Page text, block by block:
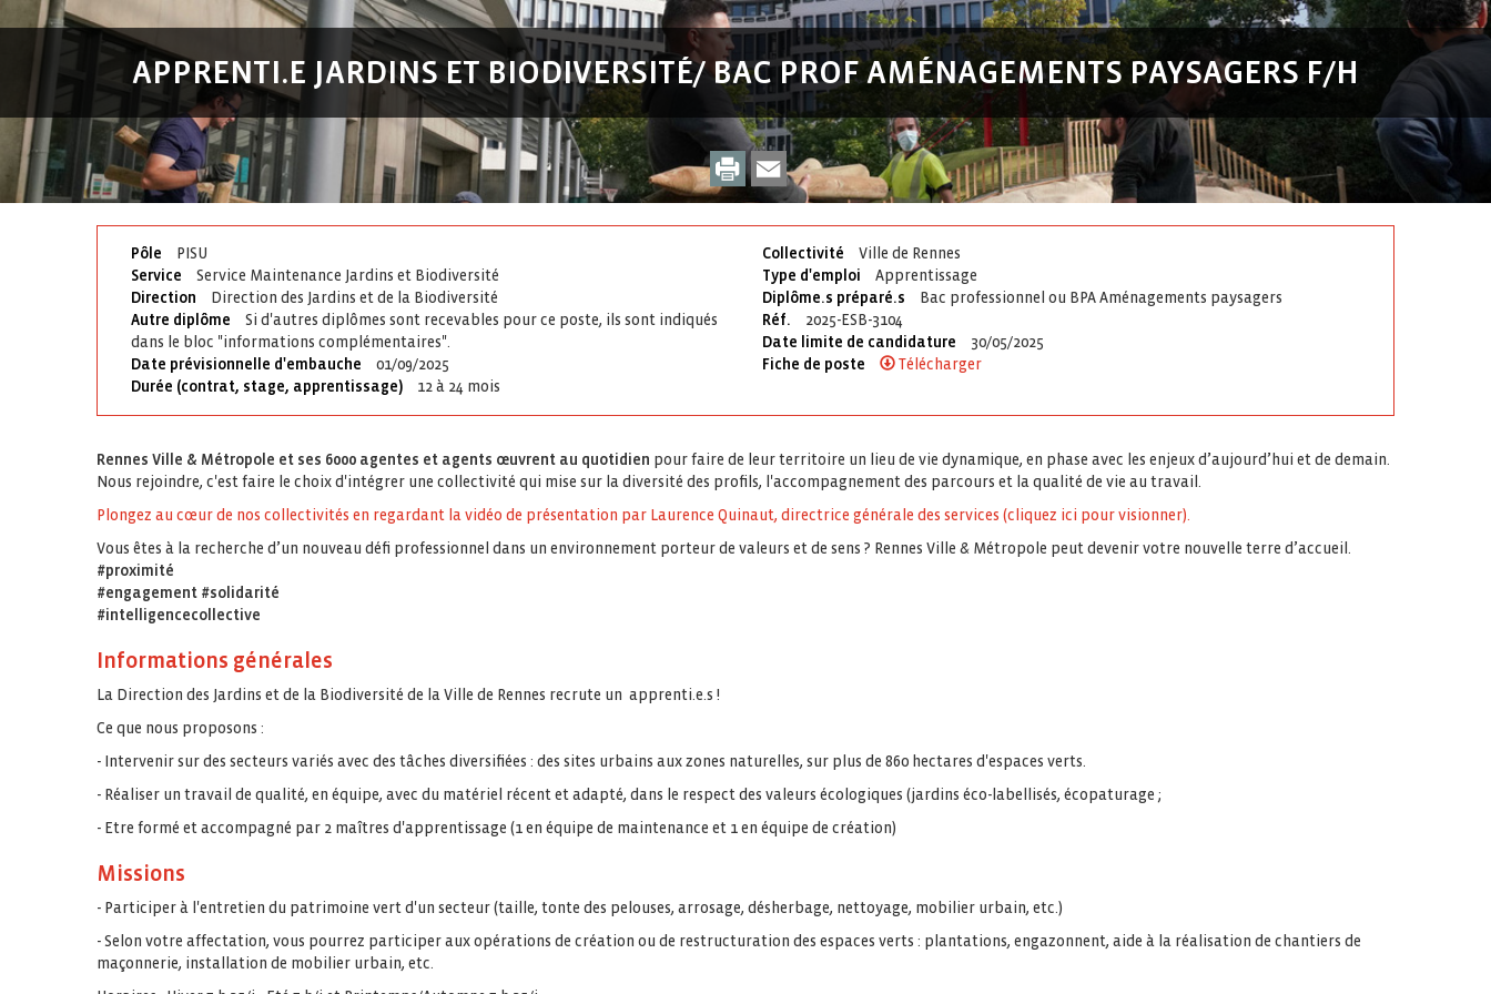
APPRENTI.E JARDINS ET BIODIVERSITÉ/ BAC PROF AMÉNAGEMENTS PAYSAGERS F/H
Pôle PISU Collectivité
Ville de Rennes
Service
Service Maintenance Jardins et Biodiversité Type d'emploi
Apprentissage
Direction
Direction des Jardins et de la Biodiversité Diplôme.s préparé.s
Bac professionnel ou BPA Aménagements paysagers
Autre diplôme
Si d'autres diplômes sont recevables pour ce poste, ils sont indiqués
dans le bloc "informations complémentaires".
Réf.
2025-ESB-3104
Date limite de candidature
30/05/2025
Date prévisionnelle d'embauche
01/09/2025 Fiche de poste
Télécharger
Durée (contrat, stage, apprentissage)
12 à 24 mois
Rennes Ville & Métropole et ses 6000 agentes et agents œuvrent au quotidien pour faire de leur territoire un lieu de vie dynamique, en phase avec les enjeux d’aujourd’hui et de demain.
Nous rejoindre, c'est faire le choix d'intégrer une collectivité qui mise sur la diversité des profils, l'accompagnement des parcours et la qualité de vie au travail.
Plongez au cœur de nos collectivités en regardant la vidéo de présentation par Laurence Quinaut, directrice générale des services (cliquez ici pour visionner).
Vous êtes à la recherche d’un nouveau défi professionnel dans un environnement porteur de valeurs et de sens ? Rennes Ville & Métropole peut devenir votre nouvelle terre d’accueil.
#proximité
#engagement #solidarité
#intelligencecollective
Informations générales
La Direction des Jardins et de la Biodiversité de la Ville de Rennes recrute un apprenti.e.s !
Ce que nous proposons :
- Intervenir sur des secteurs variés avec des tâches diversifiées : des sites urbains aux zones naturelles, sur plus de 860 hectares d'espaces verts.
- Réaliser un travail de qualité, en équipe, avec du matériel récent et adapté, dans le respect des valeurs écologiques (jardins éco-labellisés, écopaturage ;
- Etre formé et accompagné par 2 maîtres d'apprentissage (1 en équipe de maintenance et 1 en équipe de création)
Missions
- Participer à l'entretien du patrimoine vert d'un secteur (taille, tonte des pelouses, arrosage, désherbage, nettoyage, mobilier urbain, etc.)
- Selon votre affectation, vous pourrez participer aux opérations de création ou de restructuration des espaces verts : plantations, engazonnent, aide à la réalisation de chantiers de
maçonnerie, installation de mobilier urbain, etc.